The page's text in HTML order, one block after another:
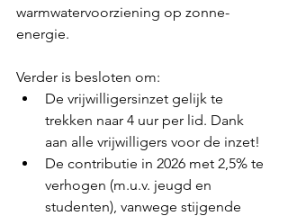
warmwatervoorziening op zonne-
energie.
Verder is besloten om:
De vrijwilligersinzet gelijk te
trekken naar 4 uur per lid. Dank
aan alle vrijwilligers voor de inzet!
De contributie in 2026 met 2,5% te
verhogen (m.u.v. jeugd en
studenten), vanwege stijgende